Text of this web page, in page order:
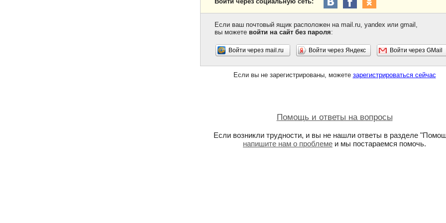
Если ваш почтовый ящик расположен на mail.ru, yandex или gmail,
вы можете войти на сайт без пароля:
Войти через mail.ru Войти через Яндекс Войти через GMail
Если вы не зарегистрированы, можете зарегистрироваться сейчас
Помощь и ответы на вопросы
Если возникли трудности, и вы не нашли ответы в разделе
напишите нам о проблеме и мы постараемся помочь.